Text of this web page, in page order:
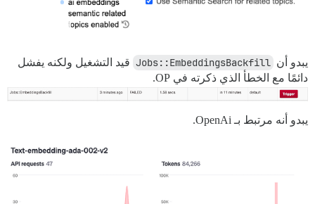
يبدو أن Jobs::EmbeddingsBackfill قيد التشغيل ولكنه يفشل
دائمًا مع الخطأ الذي ذكرته في OP.
يبدو أنه مرتبط بـ OpenAi.